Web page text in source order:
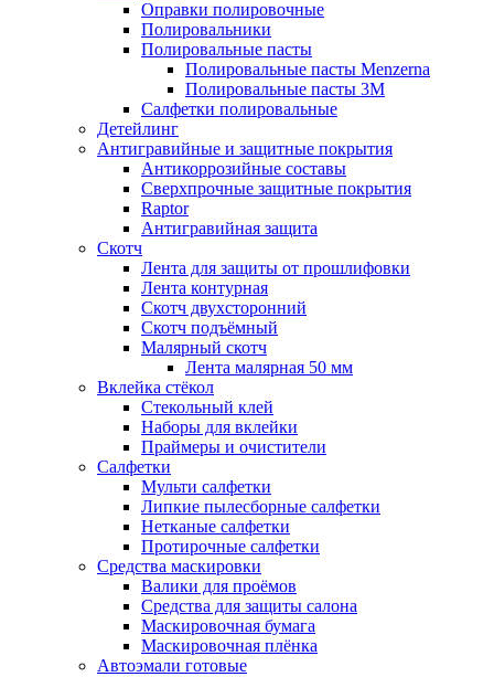
Оправки полировочные
Полировальники
Полировальные пасты
Полировальные пасты Menzerna
Полировальные пасты 3M
Салфетки полировальные
Детейлинг
Антигравийные и защитные покрытия
Антикоррозийные составы
Сверхпрочные защитные покрытия
Raptor
Антигравийная защита
Скотч
Лента для защиты от прошлифовки
Лента контурная
Скотч двухсторонний
Скотч подъёмный
Малярный скотч
Лента малярная 50 мм
Вклейка стёкол
Стекольный клей
Наборы для вклейки
Праймеры и очистители
Салфетки
Мульти салфетки
Липкие пылесборные салфетки
Нетканые салфетки
Протирочные салфетки
Средства маскировки
Валики для проёмов
Средства для защиты салона
Маскировочная бумага
Маскировочная плёнка
Автоэмали готовые